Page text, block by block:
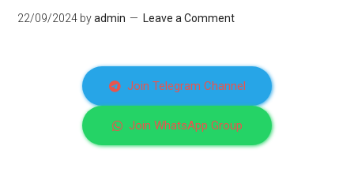
22/09/2024 byadmin Leave a Comment
Join Telegram Channel
Join WhatsApp Group